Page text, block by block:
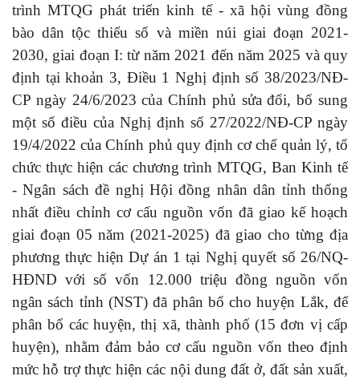
trình MTQG phát triển kinh tế - xã hội vùng đồng
bào dân tộc thiểu số và miền núi giai đoạn 2021-
2030, giai đoạn I: từ năm 2021 đến năm 2025 và quy
định tại khoản 3, Điều 1 Nghị định số 38/2023/NĐ-
CP ngày 24/6/2023 của Chính phủ sửa đổi, bổ sung
một số điều của Nghị định số 27/2022/NĐ-CP ngày
19/4/2022 của Chính phủ quy định cơ chế quản lý, tổ
chức thực hiện các chương trình MTQG, Ban Kinh tế
- Ngân sách đề nghị Hội đồng nhân dân tỉnh thống
nhất điều chỉnh cơ cấu nguồn vốn đã giao kế hoạch
giai đoạn 05 năm (2021-2025) đã giao cho từng địa
phương thực hiện Dự án 1 tại Nghị quyết số 26/NQ-
HĐND với số vốn 12.000 triệu đồng nguồn vốn
ngân sách tỉnh (NST) đã phân bổ cho huyện Lắk, để
phân bổ các huyện, thị xã, thành phố (15 đơn vị cấp
huyện), nhằm đảm bảo cơ cấu nguồn vốn theo định
mức hỗ trợ thực hiện các nội dung đất ở, đất sản xuất,